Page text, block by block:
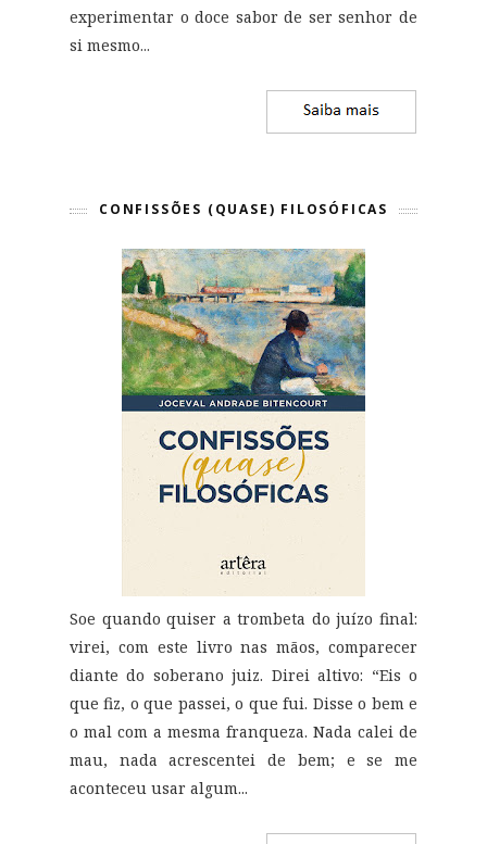
experimentar o doce sabor de ser senhor de
si mesmo...
CONFISSÕES (QUASE) FILOSÓFICAS
Soe quando quiser a trombeta do juízo final:
virei, com este livro nas mãos, comparecer
diante do soberano juiz. Direi altivo: “Eis o
que fiz, o que passei, o que fui. Disse o bem e
o mal com a mesma franqueza. Nada calei de
mau, nada acrescentei de bem; e se me
aconteceu usar algum...